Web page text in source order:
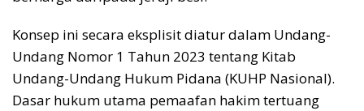
Konsep ini secara eksplisit diatur dalam Undang-
Undang Nomor 1 Tahun 2023 tentang Kitab
Undang-Undang Hukum Pidana (KUHP Nasional).
Dasar hukum utama pemaafan hakim tertuang